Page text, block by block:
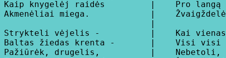
Kaip knygelėj raidės         |    Pro
Akmenėliai miega.            |    Žvaigždelė
                             |
Strykteli vėjelis -          |    Kai vienas
Baltas žiedas krenta -       |    Visi visi
Pažiūrėk, drugelis,          |    Nebetoli,